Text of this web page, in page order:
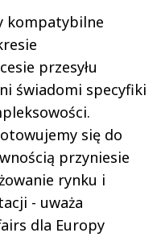
kompatybilne
przesyłu
świadomi specyfiki
się do
przyniesie
rynku i
- uważa
dla Europy